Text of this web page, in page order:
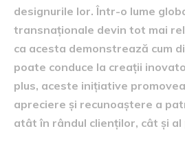
designurile lor. Într-o lume
transnaționale devin tot mai
ca acesta demonstrează cum
poate conduce la creații
plus, aceste inițiative
apreciere și recunoaștere a
atât în rândul clienților, cât și